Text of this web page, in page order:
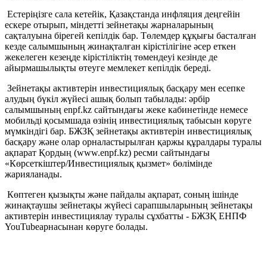
Естеріңізге сала кетейік, Қазақстанда инфляция деңгейін
ескере отырып, міндетті зейнетақы жарналарының
сақталуына бірегей кепілдік бар. Төлемдер құқығы басталған
кезде салымшының жинақталған кірістілігіне әсер еткен
жекелеген кезеңде кірістіліктің төмендеуі кезінде де
айырмашылықты өтеуге мемлекет кепілдік береді.
Зейнетақы активтерін инвестициялық басқару мен есепке
алудың бүкіл жүйесі ашық болып табылады: әрбір
салымшының enpf.kz сайтындағы жеке кабинетінде немесе
мобильді қосымшада өзінің инвестициялық табысын көруге
мүмкіндігі бар. БЖЗҚ зейнетақы активтерін инвестициялық
басқару және олар орналастырылған қаржы құралдары туралы
ақпарат Қордың (www.enpf.kz) ресми сайтындағы
«Көрсеткіштер/Инвестициялық қызмет» бөлімінде
жарияланады.
Көптеген қызықты және пайдалы ақпарат, соның ішінде
жинақтаушы зейнетақы жүйесі сарапшыларының зейнетақы
активтерін инвестициялау туралы сұхбатты - БЖЗҚ ЕНПФ
YouTubeарнасынан көруге болады.